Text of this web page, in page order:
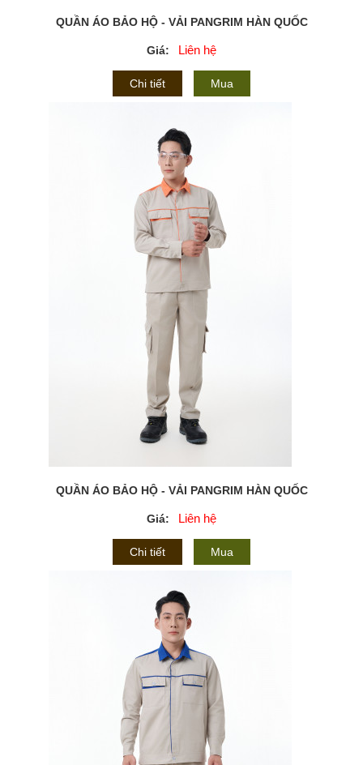
QUẦN ÁO BẢO HỘ - VẢI PANGRIM HÀN QUỐC
Giá: Liên hệ
Chi tiết Mua
QUẦN ÁO BẢO HỘ - VẢI PANGRIM HÀN QUỐC
Giá: Liên hệ
Chi tiết Mua